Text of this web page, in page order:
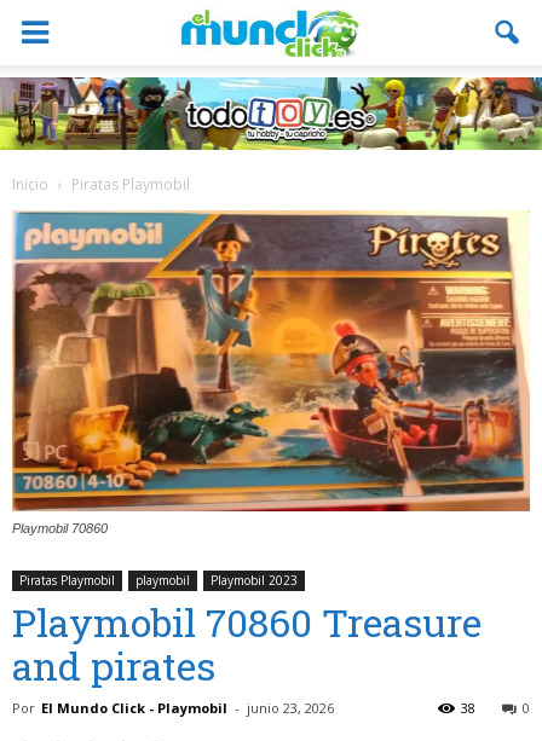
Inicio Piratas Playmobil
Playmobil 70860
Piratas Playmobil playmobil Playmobil 2023
Playmobil 70860 Treasure
and pirates
Por El Mundo Click - Playmobil - junio 23, 2026 0
38